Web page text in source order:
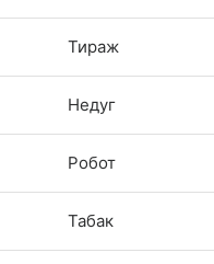
Тираж
Недуг
Робот
Табак